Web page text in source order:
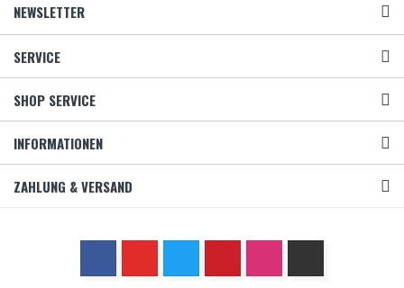
NEWSLETTER
SERVICE
SHOP SERVICE
INFORMATIONEN
ZAHLUNG & VERSAND